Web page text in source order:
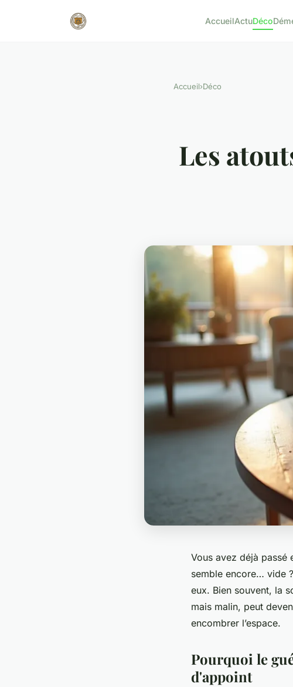
AccueilActuDéco
Accueil›Déco
Les
Vous avez déjà passé
semble encore… vide
eux. Bien souvent, la
mais malin, peut
encombrer l’espace.
Pourquoi le
d'appoint